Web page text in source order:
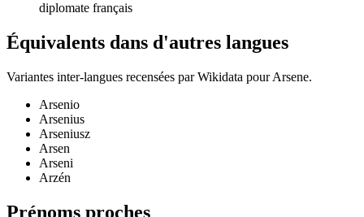
diplomate français
Équivalents dans d'autres langues
Variantes inter-langues recensées par Wikidata pourArsene.
Arsenio
Arsenius
Arseniusz
Arsen
Arseni
Arzén
Prénoms proches